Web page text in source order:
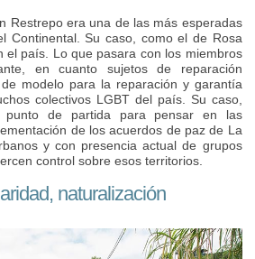
Restrepo era una de las más esperadas
Continental. Su caso, como el de Rosa
el país. Lo que pasara con los miembros
en cuanto sujetos de reparación
modelo para la reparación y garantía
colectivos LGBT del país. Su caso,
punto de partida para pensar en las
de los acuerdos de paz de La
y con presencia actual de grupos
control sobre esos territorios.
naturalización